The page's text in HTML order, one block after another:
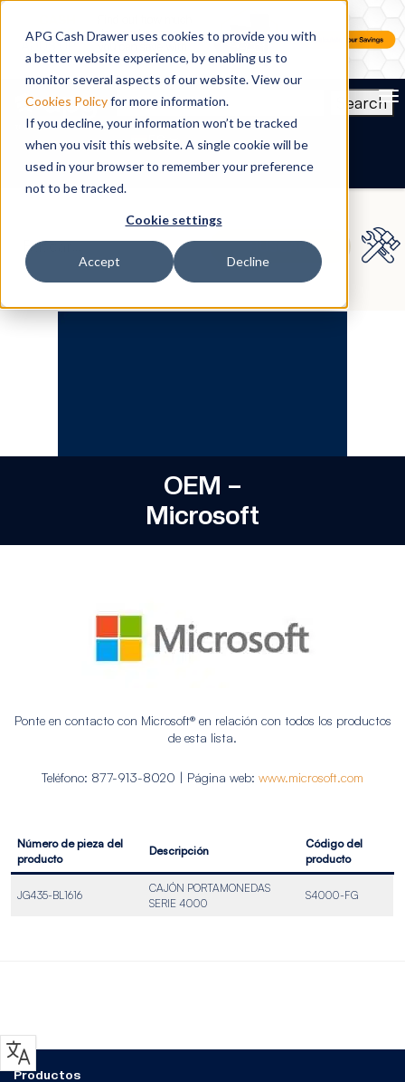
APG Cash Drawer uses cookies to provide you with
a better website experience, by enabling us to
monitor several aspects of our website. View our
Cookies Policyfor more information.
If you decline, your information won’t be tracked
when you visit this website. A single cookie will be
used in your browser to remember your preference
not to be tracked.
Cookie settings
Accept Decline
Search
ES
OEM –
Microsoft
Ponte en contacto con Microsoft® en relación con todos los productos
de esta lista.
Teléfono: 877-913-8020 | Página web: www.microsoft.com
Número de pieza del
producto
Descripción
Código del
producto
JG435-BL1616
CAJÓN PORTAMONEDAS
SERIE 4000
S4000-FG
Productos